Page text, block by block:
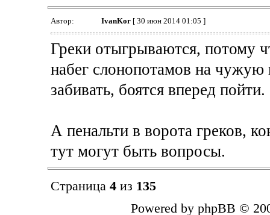
Автор: IvanKor[ 30 июн 2014 01:05 ]
Греки отыгрываются, потому
набег слонопотамов на
забивать, боятся вперед пойти.
А пенальти в ворота греков,
тут могут быть вопросы.
Страница 4из 135
Powered by phpBB ©